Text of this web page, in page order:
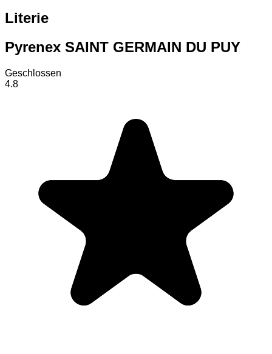
Literie
Pyrenex SAINT GERMAIN DU PUY
Geschlossen
4.8